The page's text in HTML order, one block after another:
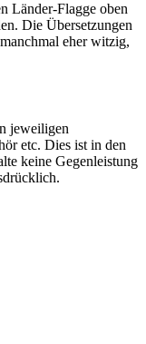
Länder-Flagge oben
Die Übersetzungen
eher witzig,
jeweiligen
etc. Dies ist in den
keine Gegenleistung